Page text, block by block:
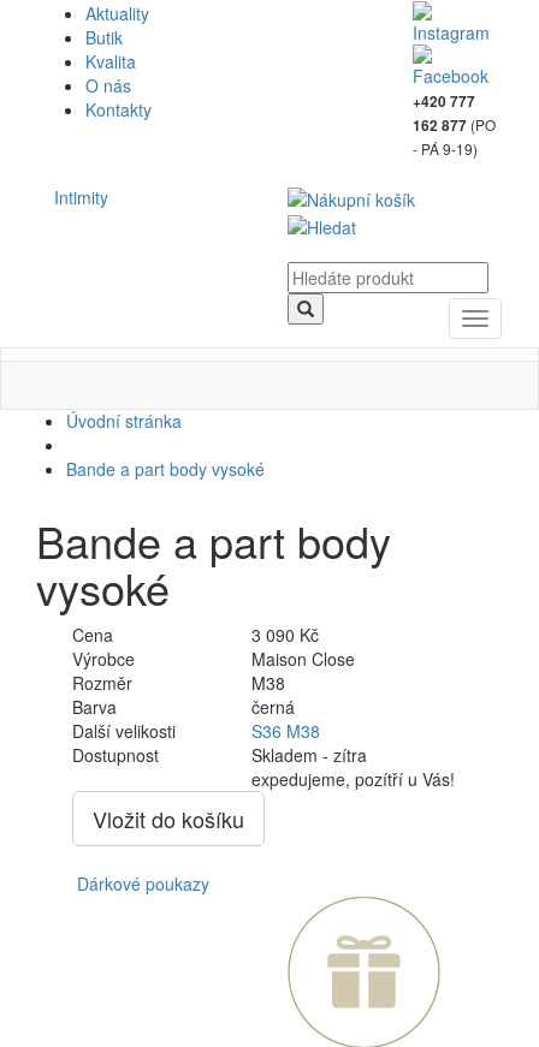
Aktuality
Butik
Kvalita
O nás
Kontakty
+420 777
162 877 (PO
- PÁ 9-19)
Intimity
Toggle
Úvodní stránka
Bande a part body vysoké
Bande a part body
vysoké
Cena
3 090 Kč
Výrobce
Maison Close
Rozměr
M38
Barva
černá
Další velikosti
S36 M38
Dostupnost
Skladem - zítra
expedujeme, pozítří u Vás!
Vložit do košíku
Dárkové poukazy